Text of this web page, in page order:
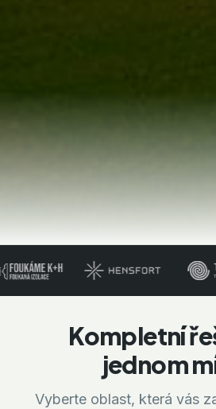
Kompletní
jednom
Vyberte oblast, která vás